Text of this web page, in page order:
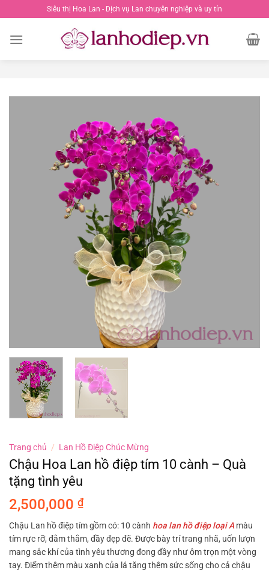
đến
nội
Siêu thị Hoa Lan - Dịch vụ Lan chuyên nghiệp và uy tín
Trang chủ / Lan Hồ Điệp Chúc Mừng
Chậu Hoa Lan hồ điệp tím 10 cành – Quà
tặng tình yêu
2,500,000 ₫
Chậu Lan hồ điệp tím gồm có: 10 cành hoa lan hồ điệp loại A màu
tím rực rỡ, đằm thắm, đầy đẹp đẽ. Được bày trí trang nhã, uốn lượn
mang sắc khí của tình yêu thương đong đầy như ôm trọn một vòng
tay. Điểm thêm màu xanh của lá tăng thêm sức sống cho cả chậu